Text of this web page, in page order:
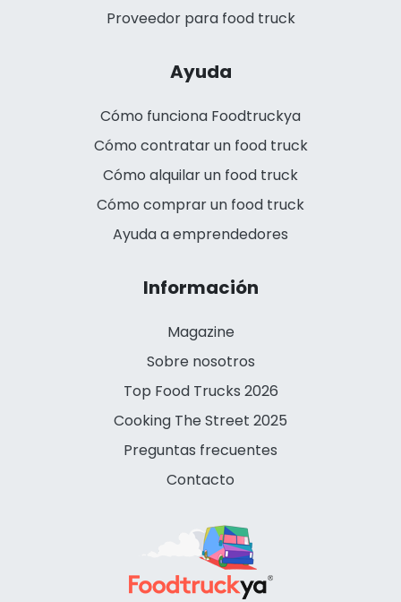
Proveedor para food truck
Ayuda
Cómo funciona Foodtruckya
Cómo contratar un food truck
Cómo alquilar un food truck
Cómo comprar un food truck
Ayuda a emprendedores
Información
Magazine
Sobre nosotros
Top Food Trucks 2026
Cooking The Street 2025
Preguntas frecuentes
Contacto